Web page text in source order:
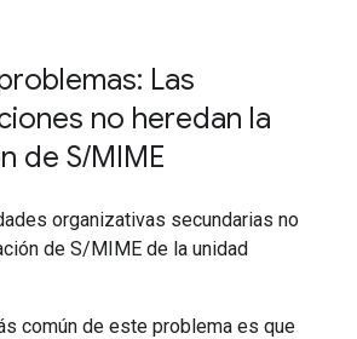
Las
no heredan la
de S/MIME
organizativas secundarias no
de S/MIME de la unidad
común de este problema es que